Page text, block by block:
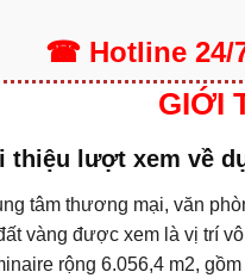
☎ Hotline 24/
GIỚI
thiệu lượt xem về
tâm thương mại, văn
vàng được xem là vị trí
rộng 6.056,4 m2,